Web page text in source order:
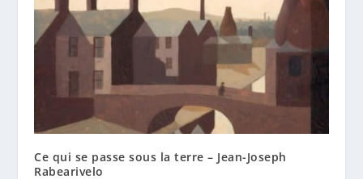
Ce qui se passe sous la terre – Jean-Joseph
Rabearivelo